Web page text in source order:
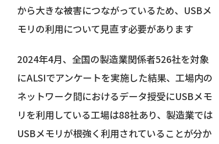
から大きな被害につながっているため、 USBメ
モリの利用について見直す必要があります
2024年4月、全国の製造業関係者526社を対象
にALSIでアンケートを実施した結果、工場内の
ネットワーク間におけるデータ授受にUSBメモ
リを利用している工場は88社あり、製造業では
USBメモリが根強く利用されていることが分か